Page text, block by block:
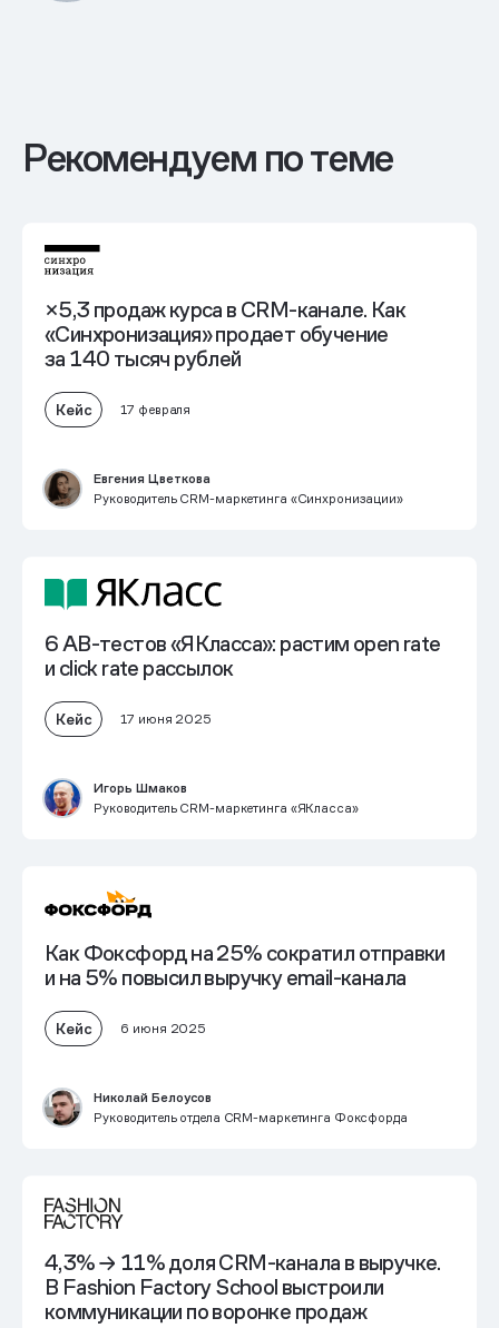
Рекомендуем по теме
×5,3 продаж курса в CRM-канале. Как
«Синхронизация» продает обучение
за 140 тысяч рублей
Кейс 17 февраля
Евгения Цветкова
Руководитель CRM-маркетинга «Синхронизации»
6 AB-тестов «ЯКласса»: растим open rate
и click rate рассылок
Кейс 17 июня 2025
Игорь Шмаков
Руководитель CRM-маркетинга «ЯКласса»
Как Фоксфорд на 25% сократил отправки
и на 5% повысил выручку email-канала
Кейс 6 июня 2025
Николай Белоусов
Руководитель отдела CRM-маркетинга Фоксфорда
4,3% → 11% доля CRM-канала в выручке.
В Fashion Factory School выстроили
коммуникации по воронке продаж